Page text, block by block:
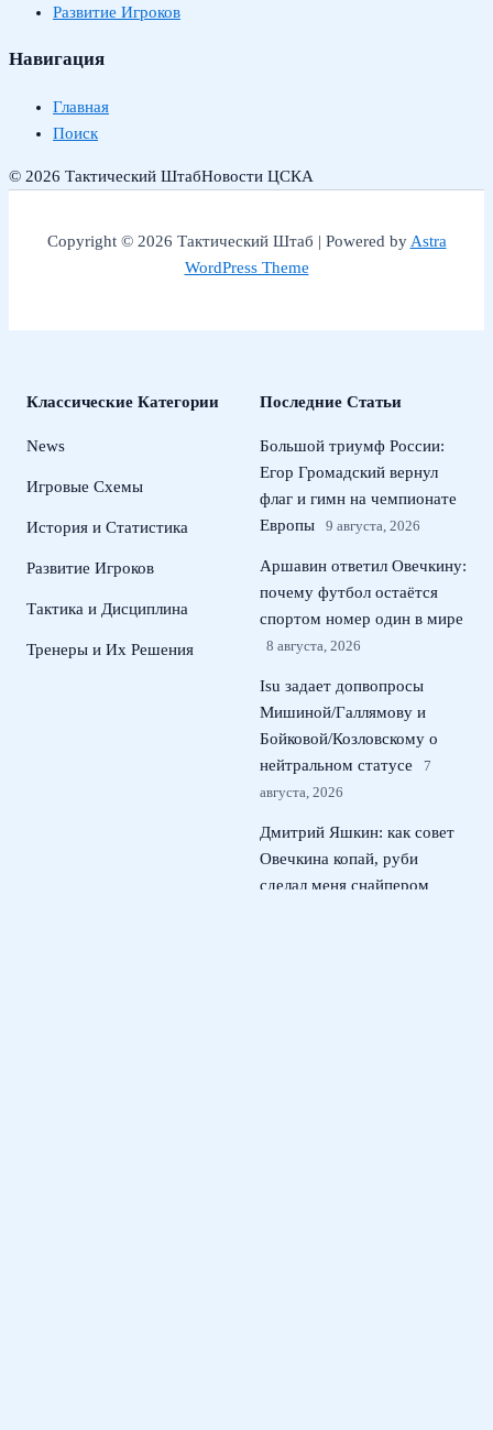
Развитие Игроков
Навигация
Главная
Поиск
© 2026 Тактический ШтабНовости ЦСКА
Copyright © 2026 Тактический Штаб | Powered byAstra
WordPress Theme
Классические Категории
News
Игровые Схемы
История и Статистика
Развитие Игроков
Тактика и Дисциплина
Тренеры и Их Решения
Последние Статьи
Большой триумф России:
Егор Громадский вернул
флаг и гимн на чемпионате
Европы
9 августа, 2026
Аршавин ответил Овечкину:
почему футбол остаётся
спортом номер один в мире
8 августа, 2026
Isu задает допвопросы
Мишиной/Галлямову и
Бойковой/Козловскому о
нейтральном статусе
7
августа, 2026
Дмитрий Яшкин: как совет
Овечкина копай, руби
сделал меня снайпером